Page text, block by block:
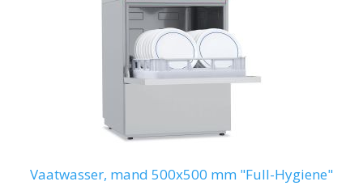
Vaatwasser, mand 500x500 mm "Full-Hygiene"